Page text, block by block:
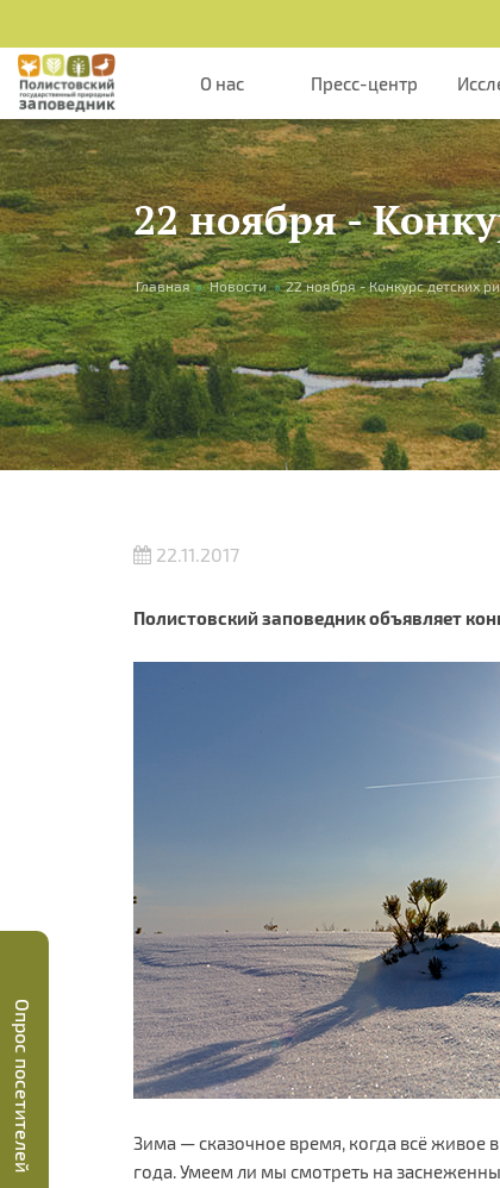
О нас Пресс-центр
22 ноября -
Вы здесь
Главная » Новости » 22 ноября - Конкурс детских
22.11.2017
Полистовский заповедник объявляет
Зима — сказочное время, когда всё живое
года. Умеем ли мы смотреть на
Опрос посетителей